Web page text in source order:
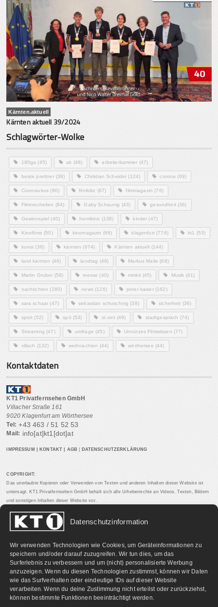
Datenschutzinformation
Wir verwenden Technologien wie Cookies, um Geräteinformationen zu
speichern und/oder darauf zuzugreifen. Wir tun dies, um das
Surferlebnis zu verbessern und um (nicht) personalisierte Werbung
anzuzeigen. Wenn du diesen Technologien zustimmst, können wir Daten
wie das Surfverhalten oder eindeutige IDs auf dieser Website
verarbeiten. Wenn du deine Zustimmung nicht erteilst oder zurückziehst,
können bestimmte Funktionen beeinträchtigt werden.
Kärnten.aktuell
Kärnten aktuell 39/2024
Schlagwörter-Wolke
180ga (45) ak (48) arbeiterkammer (47)
beate prettner(38) Christian Scheider (124) corona (69)
Coronavirus (90) filmblitz (87) filmmagazin (76)
Filmneuheiten (64) Gaby Schaunig (43) gesundheit(36)
Gewinnspiel (40) heimkino (138) kinder (47)
Kinofilme (50) kinomagazin (69) klagenfurt(776) kt1 (53)
kunst (38) kärnten (674) Kärnten aktuell (144)
land kärnten (46) landtag (49) Markus Malle (68)
Martin Gruber (58) messe (40) mmkk(45) Musik (41)
nachrichten (280) news(126) peter kaiser(162)
sara schaar (47) sebastian schuschnig (38) sicherheit (36)
sport (52) spö (53) st.veit(49) stadtgespräch (74)
Streaming (47) umfrage (45) Unnützes Filmwissen (77)
villach (132) weihnachten (44) wörthersee (44)
Kontaktdaten
KT1 Privatfernsehen GmbH
Villacher Straße 161
9020 Klagenfurt am Wörthersee
Tel: +43 463 / 51 52 53
Mail: info[at]kt1[dot]at
IMPRESSUM KONTAKT AGB DATENSCHUTZERKLÄRUNG
COPYRIGHT:
Das unerlaubte Kopieren oder Verwenden von Texten und anderen Inhalten dieser Website ist
untersagt. KT1 Privatfernsehen GmbH behält sich alle Urheberrechte an Videos, Texten, Bildern
und sonstigen Inhalten dieser Website vor.
PARTNERLINKS: